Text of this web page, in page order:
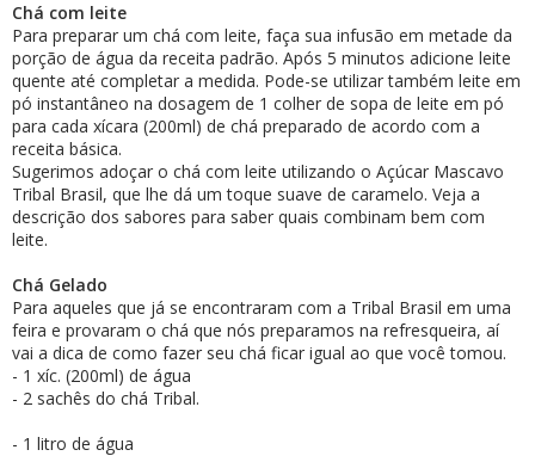
Chá com leite
Para preparar um chá com leite, faça sua infusão em metade da
porção de água da receita padrão. Após 5 minutos adicione leite
quente até completar a medida. Pode-se utilizar também leite em
pó instantâneo na dosagem de 1 colher de sopa de leite em pó
para cada xícara (200ml) de chá preparado de acordo com a
receita básica.
Sugerimos adoçar o chá com leite utilizando o Açúcar Mascavo
Tribal Brasil, que lhe dá um toque suave de caramelo. Veja a
descrição dos sabores para saber quais combinam bem com
leite.
Chá Gelado
Para aqueles que já se encontraram com a Tribal Brasil em uma
feira e provaram o chá que nós preparamos na refresqueira, aí
vai a dica de como fazer seu chá ficar igual ao que você tomou.
- 1 xíc. (200ml) de água
- 2 sachês do chá Tribal.
- 1 litro de água